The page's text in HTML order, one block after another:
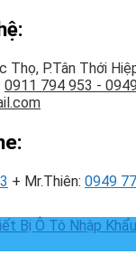
P.Tân Thới
0911 794 953 -
+ Mr.Thiên: 0949
Bị Ô Tô Nhập Khẩu